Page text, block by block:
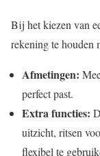
Bij het kiezen van
rekening te houden
Afmetingen:
perfect past.
Extra functies:
uitzicht, ritsen
flexibel te